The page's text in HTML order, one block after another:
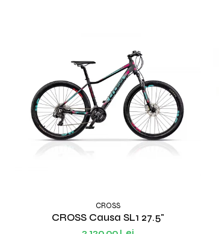
CROSS
CROSS Causa SL1 27.5"